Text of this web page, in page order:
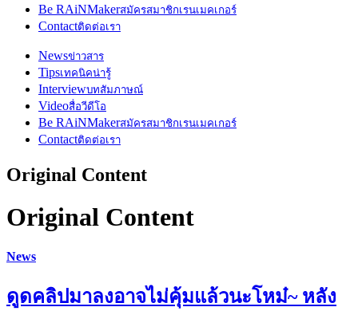
Be RAiNMakerสมัครสมาชิกเรนเมคเกอร์
Contactติดต่อเรา
Newsข่าวสาร
Tipsเทคนิคน่ารู้
Interviewบทสัมภาษณ์
Videoสื่อวีดีโอ
Be RAiNMakerสมัครสมาชิกเรนเมคเกอร์
Contactติดต่อเรา
Original Content
Original Content
News
ดูดคลิปมาลงอาจไม่คุ้มแล้วนะโหม๋~ หลัง